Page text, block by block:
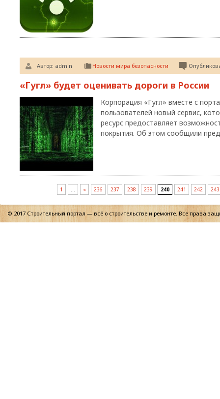
Автор: admin Новости мира безопасности
«Гугл» будет оценивать дороги в России
Корпорация «Гугл» вместе с
пользователей новый сервис,
ресурс предоставляет
покрытия. Об этом сообщили
1 « 236 237 238 239 240 241 242 243
© 2017 Строительный портал — всё о строительстве и ремонте. Все права